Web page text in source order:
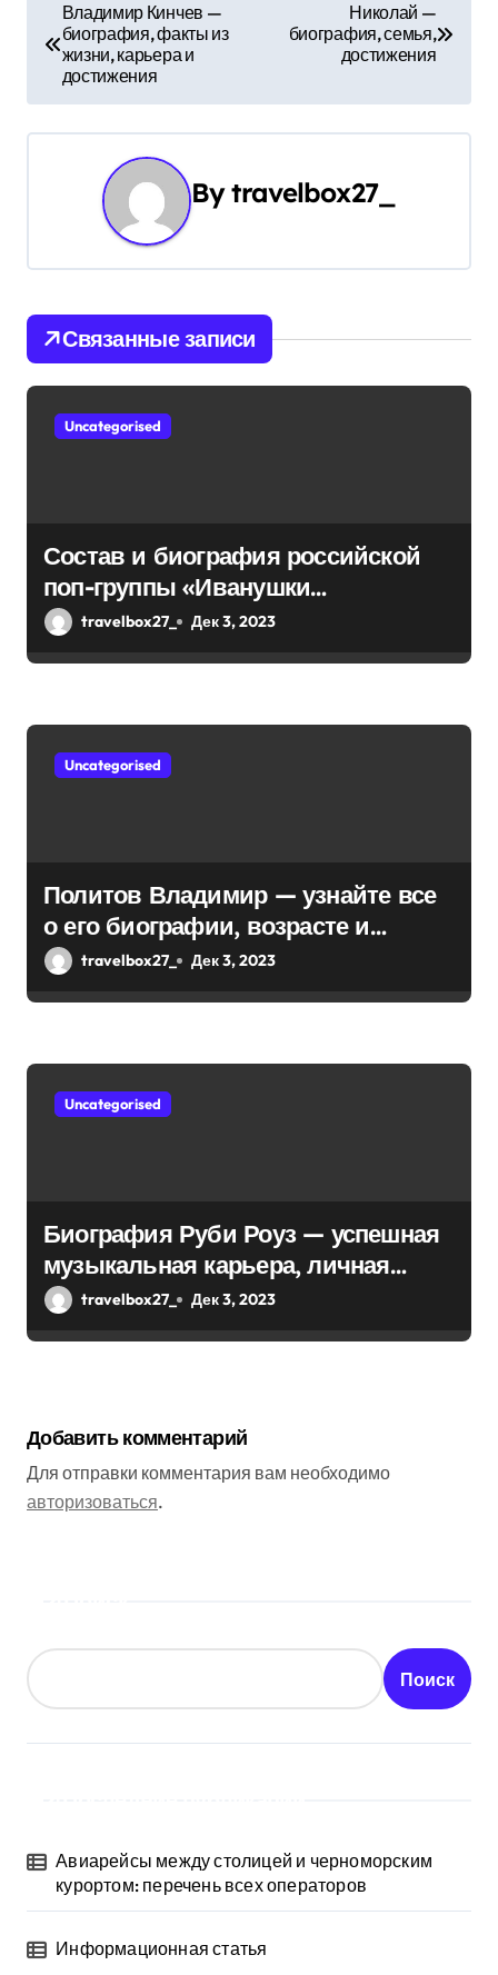
в
и
ц
и
я
п
и
я
Владимир Кинчев —
биография, факты из
жизни, карьера и
достижения
Николай —
биография, семья,
достижения
Bytravelbox27_
Связанные записи
Uncategorised
Состав и биография российской
поп-группы «Иванушки
интернешнл» — история успеха,
travelbox27_ Дек 3, 2023
Uncategorised
Политов Владимир — узнайте все
о его биографии, возрасте и
впечатляющих достижениях!
travelbox27_ Дек 3, 2023
Uncategorised
Биография Руби Роуз — успешная
музыкальная карьера, личная
жизнь и знаковые достижения
travelbox27_ Дек 3, 2023
Добавить комментарий
Для отправки комментария вам необходимо
авторизоваться.
Поиск
Авиарейсы между столицей и черноморским
курортом: перечень всех операторов
Информационная статья